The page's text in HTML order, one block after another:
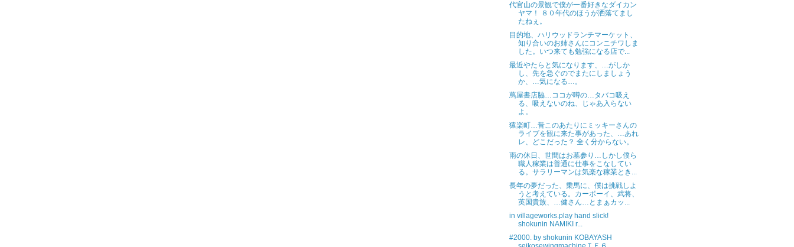
代官山の景観で僕が一番好きなダイカン
ヤマ！ ８０年代のほうが洒落てまし
たねぇ。
目的地、ハリウッドランチマーケット、
知り合いのお姉さんにコンニチワしま
した。いつ来ても勉強になる店で...
最近やたらと気になります、…がしか
し、先を急ぐのでまたにしましょう
か、…気になる…。
蔦屋書店脇…ココが噂の…タバコ吸え
る、吸えないのね、じゃあ入らない
よ。
猿楽町…昔このあたりにミッキーさんの
ライブを観に来た事があった、…あれ
レ、どこだった？ 全く分からない。
雨の休日、世間はお墓参り…しかし僕ら
職人稼業は普通に仕事をこなしてい
る。サラリーマンは気楽な稼業とき...
長年の夢だった、乗馬に、僕は挑戦しよ
うと考えている。カーボーイ、武将、
英国貴族、…健さん…とまぁカッ...
in villageworks.play hand slick!
shokunin NAMIKI r...
#2000. by shokunin KOBAYASH